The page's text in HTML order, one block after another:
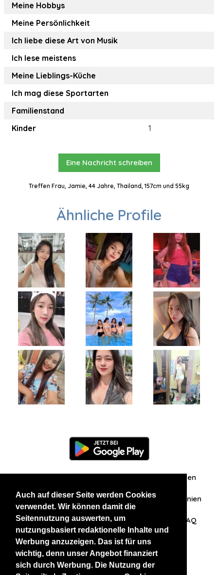
Auch auf dieser Seite werden Cookies
verwendet. Wir können damit die
Seitennutzung auswerten, um
nutzungsbasiert redaktionelle Inhalte und
Werbung anzuzeigen. Das ist für uns
wichtig, denn unser Angebot finanziert
sich durch Werbung. Die Nutzung der
Meine Hobbys
Meine Persönlichkeit
Ich liebe diese Art von Musik
Ich lese meistens
Meine Lieblings-Küche
Ich mag diese Sportarten
Familienstand
Kinder
1
Eine Nachricht schreiben
Treffen Frau, Jamie, 44 Jahre, Thailand, 157cm und 55kg
Ähnliche Profile
Zuschriften/Erfahrungen
Datenschutzerklärung AGB Datenschutzrichtlinien
Nehmen Sie Kontakt mit uns auf FAQ
Unsere anderen Websites
BlackAndBeauties RussianKisses